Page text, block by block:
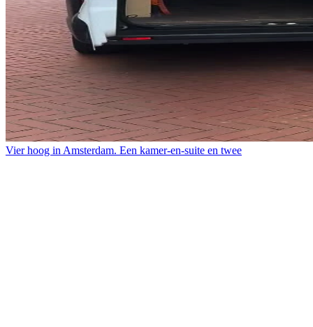
Vier hoog in Amsterdam. Een kamer-en-suite en twee